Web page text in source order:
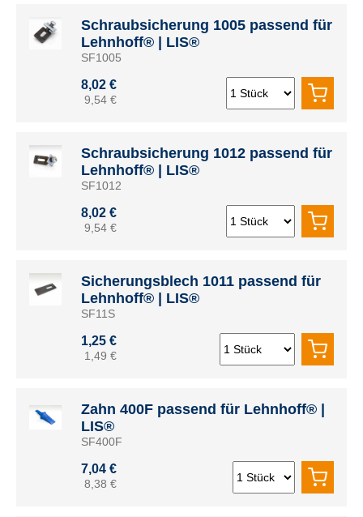
Schraubsicherung 1005 passend für
Lehnhoff® | LIS®
SF1005
8,02 €
9,54 €
Schraubsicherung 1012 passend für
Lehnhoff® | LIS®
SF1012
8,02 €
9,54 €
Sicherungsblech 1011 passend für
Lehnhoff® | LIS®
SF11S
1,25 €
1,49 €
Zahn 400F passend für Lehnhoff® |
LIS®
SF400F
7,04 €
8,38 €